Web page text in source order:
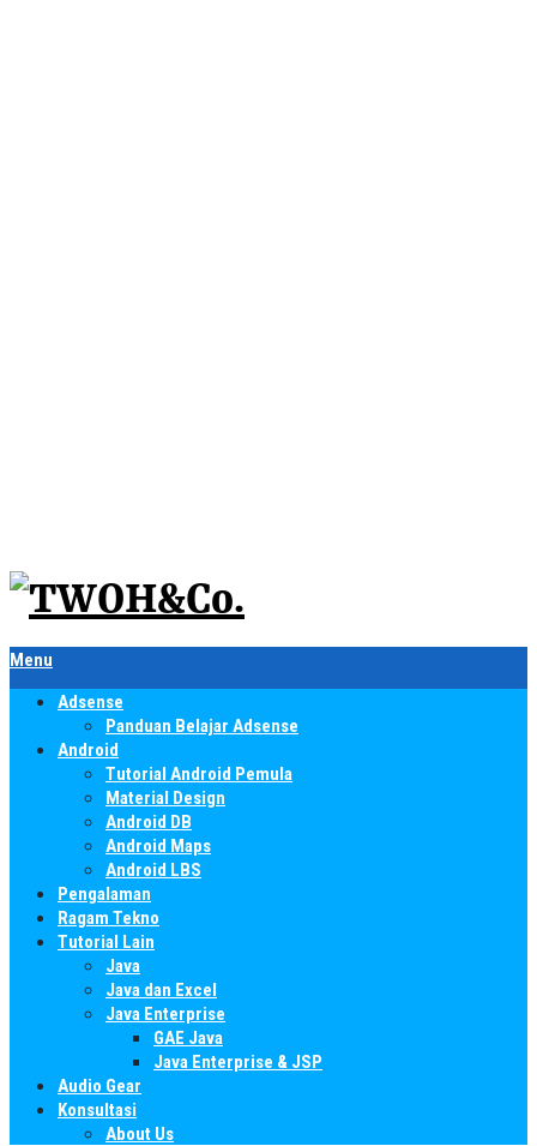
Menu
Adsense
Panduan Belajar Adsense
Android
Tutorial Android Pemula
Material Design
Android DB
Android Maps
Android LBS
Pengalaman
Ragam Tekno
Tutorial Lain
Java
Java dan Excel
Java Enterprise
GAE Java
Java Enterprise & JSP
Audio Gear
Konsultasi
About Us